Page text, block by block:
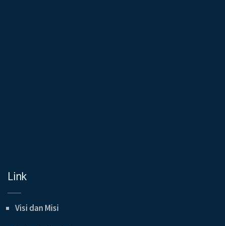
Link
Visi dan Misi